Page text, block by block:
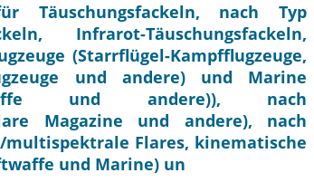
Täuschungsfackeln, nach Typ
Infrarot-Täuschungsfackeln,
(Starrflügel-Kampfflugzeuge,
und andere) und Marine
und andere)), nach
Magazine und andere), nach
multispektrale Flares, kinematische
und Marine) un